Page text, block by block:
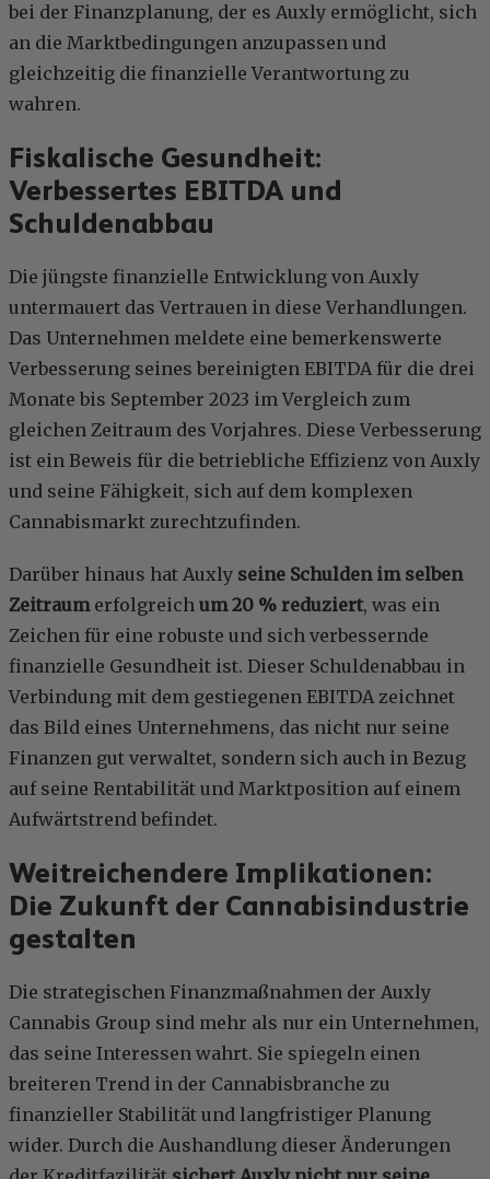
bei der Finanzplanung, der es Auxly ermöglicht, sich
an die Marktbedingungen anzupassen und
gleichzeitig die finanzielle Verantwortung zu
wahren.
Fiskalische Gesundheit:
Verbessertes EBITDA und
Schuldenabbau
Die jüngste finanzielle Entwicklung von Auxly
untermauert das Vertrauen in diese Verhandlungen.
Das Unternehmen meldete eine bemerkenswerte
Verbesserung seines bereinigten EBITDA für die drei
Monate bis September 2023 im Vergleich zum
gleichen Zeitraum des Vorjahres. Diese Verbesserung
ist ein Beweis für die betriebliche Effizienz von Auxly
und seine Fähigkeit, sich auf dem komplexen
Cannabismarkt zurechtzufinden.
Darüber hinaus hat Auxly seine Schulden im selben
Zeitraumerfolgreich um 20 % reduziert, was ein
Zeichen für eine robuste und sich verbessernde
finanzielle Gesundheit ist. Dieser Schuldenabbau in
Verbindung mit dem gestiegenen EBITDA zeichnet
das Bild eines Unternehmens, das nicht nur seine
Finanzen gut verwaltet, sondern sich auch in Bezug
auf seine Rentabilität und Marktposition auf einem
Aufwärtstrend befindet.
Weitreichendere Implikationen:
Die Zukunft der Cannabisindustrie
gestalten
Die strategischen Finanzmaßnahmen der Auxly
Cannabis Group sind mehr als nur ein Unternehmen,
das seine Interessen wahrt. Sie spiegeln einen
breiteren Trend in der Cannabisbranche zu
finanzieller Stabilität und langfristiger Planung
wider. Durch die Aushandlung dieser Änderungen